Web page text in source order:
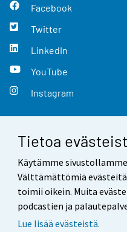
Tietoa
Käytämme
Välttämättömiä
toimii oikein. Muita
podcastien ja
Lue lisää evästeistä.
Facebook
Twitter
LinkedIn
YouTube
Instagram
Yhteystiedot
Palaute
Käyttöehdot